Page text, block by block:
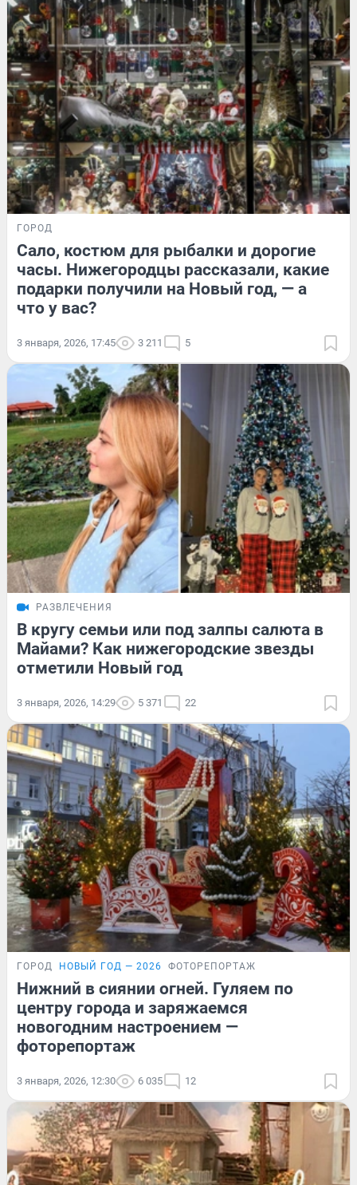
ГОРОД
Сало, костюм для рыбалки и дорогие
часы. Нижегородцы рассказали, какие
подарки получили на Новый год, — а
что у вас?
3 января, 2026, 17:45 3 211 5
РАЗВЛЕЧЕНИЯ
В кругу семьи или под залпы салюта в
Майами? Как нижегородские звезды
отметили Новый год
3 января, 2026, 14:29 5 371 22
ГОРОД НОВЫЙ ГОД — 2026 ФОТОРЕПОРТАЖ
Нижний в сиянии огней. Гуляем по
центру города и заряжаемся
новогодним настроением —
фоторепортаж
3 января, 2026, 12:30 6 035 12